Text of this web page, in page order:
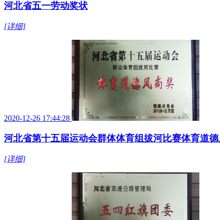
河北省五一劳动奖状
[详细]
2020-12-26 17:44:28
河北省第十五届运动会群体体育组拔河比赛体育道
[详细]